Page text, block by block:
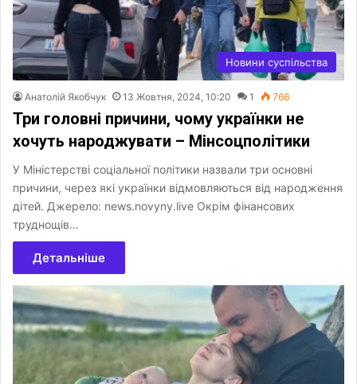
Новини суспільства
Анатолій Якобчук 13 Жовтня, 2024, 10:20 1 766
Три головні причини, чому українки не
хочуть народжувати – Мінсоцполітики
У Міністерстві соціальної політики назвали три основні
причини, через які українки відмовляються від народження
дітей. Джерело: news.novyny.live Окрім фінансових
труднощів…
Детальніше